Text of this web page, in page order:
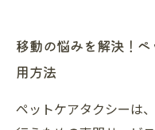
移動の悩みを解決！
用方法
ペットケアタクシーは